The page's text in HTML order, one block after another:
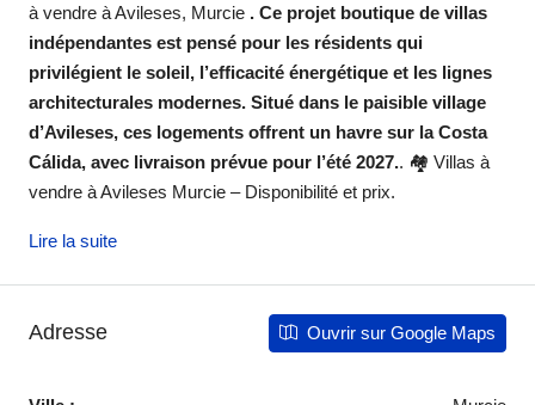
à vendre à Avileses, Murcie . Ce projet boutique de villas
indépendantes est pensé pour les résidents qui
privilégient le soleil, l’efficacité énergétique et les lignes
architecturales modernes. Situé dans le paisible village
d’Avileses, ces logements offrent un havre sur la Costa
Cálida, avec livraison prévue pour l’été 2027.. 🏘️ Villas à
vendre à Avileses Murcie – Disponibilité et prix.
Lire la suite
Adresse Ouvrir sur Google Maps